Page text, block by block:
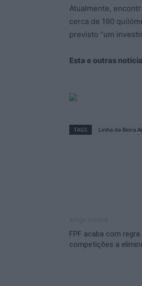
Atualmente,
cerca de 190
previsto “um
Esta e outras
TAGS Linha da Beira
FPF acaba com
competições a